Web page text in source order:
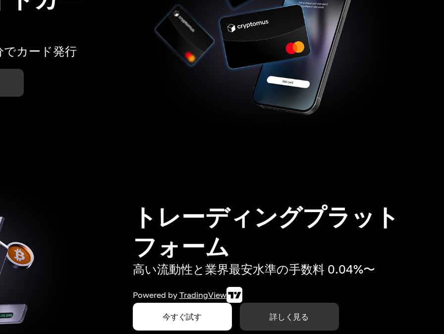
でカード発行
トレーディングプラット
フォーム
高い流動性と業界最安水準の手数料 0.04%〜
Powered by TradingView
今すぐ試す 詳しく見る